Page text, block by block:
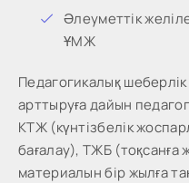
Әлеуметтік
ҰМЖ
Педагогикалық
арттыруға дайын
КТЖ (күнтізбелік
бағалау), ТЖБ (тоқсанға
материалын бір жылға